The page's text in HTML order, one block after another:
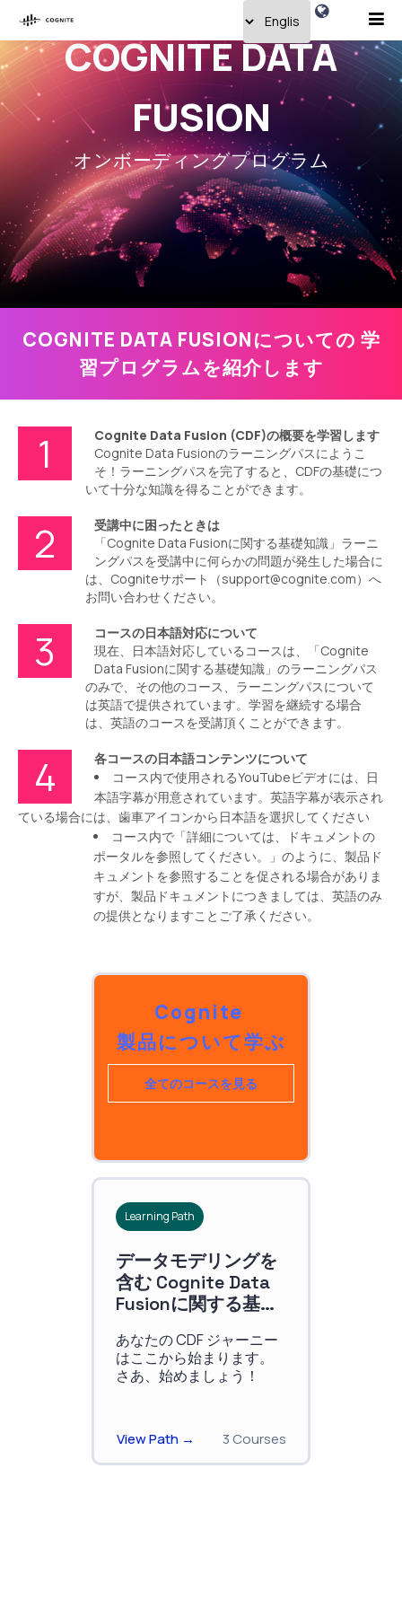
COGNITE DATA
FUSION
オンボーディングプログラム
COGNITE DATA FUSIONについての 学
習プログラムを紹介します
1
Cognite Data Fusion (CDF)の概要を学習します
Cognite Data Fusionのラーニングパスにようこ
そ！ラーニングパスを完了すると、CDFの基礎につ
いて十分な知識を得ることができます。
2
受講中に困ったときは
「Cognite Data Fusionに関する基礎知識」ラーニ
ングパスを受講中に何らかの問題が発生した場合に
は、Cogniteサポート（support@cognite.com）へ
お問い合わせください。
3
コースの日本語対応について
現在、日本語対応しているコースは、「Cognite
Data Fusionに関する基礎知識」のラーニングパス
のみで、その他のコース、ラーニングパスについて
は英語で提供されています。学習を継続する場合
は、英語のコースを受講頂くことができます。
4
各コースの日本語コンテンツについて
コース内で使用されるYouTubeビデオには、日
本語字幕が用意されています。英語字幕が表示され
ている場合には、歯車アイコンから日本語を選択してください
コース内で「詳細については、ドキュメントの
ポータルを参照してください。」のように、製品ド
キュメントを参照することを促される場合がありま
すが、製品ドキュメントにつきましては、英語のみ
の提供となりますことご了承ください。
Cognite
製品について学ぶ
全てのコースを見る
Learning Path
データモデリングを
含む Cognite Data
Fusionに関する基礎
あなたの CDF ジャーニー
はここから始まります。
さあ、始めましょう！
View Path → 3 Courses